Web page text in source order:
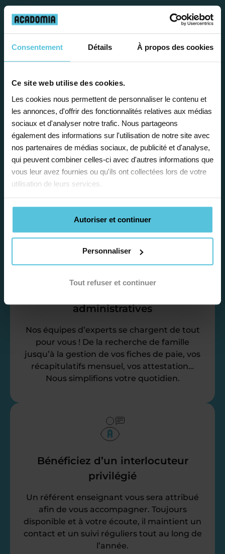
Consentement Détails À propos des cookies
Ce site web utilise des cookies.
Les cookies nous permettent de personnaliser le contenu et
les annonces, d'offrir des fonctionnalités relatives aux médias
sociaux et d'analyser notre trafic. Nous partageons
également des informations sur l'utilisation de notre site avec
nos partenaires de médias sociaux, de publicité et d'analyse,
qui peuvent combiner celles-ci avec d'autres informations que
vous leur avez fournies ou qu'ils ont collectées lors de votre
utilisation de leurs services.
Autoriser et continuer
Personnaliser
Tout refuser et continuer
Travailler chez Acadomia
présente de nombreux
avantages
Enseignez près de chez vous, selon
vos horaires
Afin de garantir le meilleur
accompagnement, nous organisons votre
emploi du temps en fonction de votre profil,
administratives
Nos équipes d’experts se chargent de tout
pour vous ! De la recherche de famille
jusqu’à la gestion de vos fiches de paie, vos
récapitulatifs mensuel, vos attestation…
Nous simplifions votre quotidien.
Bénéficiez d’un interlocuteur
privilégié
Un référent enseignant vous sera attribué
afin de vous accompagner. Toujours
disponible et à votre écoute, il maintient un
contact et un suivi réguliers tout au long de
l’année.